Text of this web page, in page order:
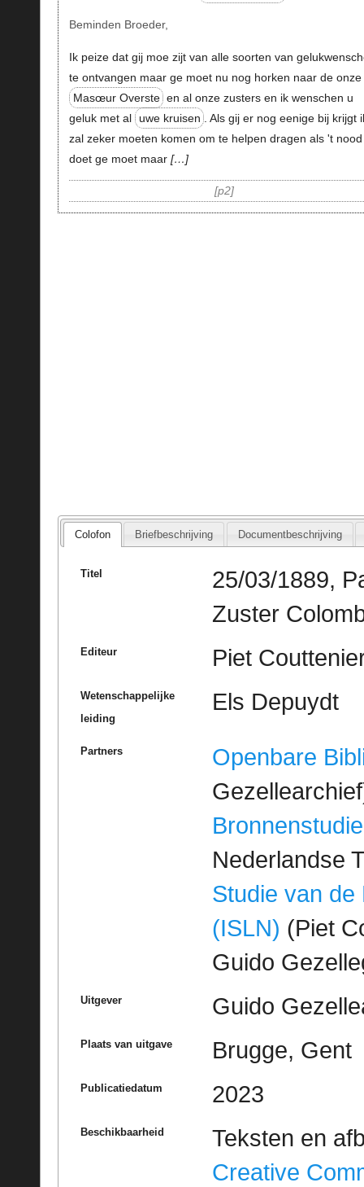
Beminden Broeder,
Ik peize dat gij moe zijt van alle soorten van
te ontvangen maar ge moet nu nog horken naar de onze
Masœur Overste en al onze zusters en ik wenschen u
geluk met al
uwe kruisen
. Als gij er nog eenige bij krijgt
zal zeker moeten komen om te helpen dragen als 't nood
doet ge moet maar …
p2
Colofon Briefbeschrijving Documentbeschrijving
Titel
25/03/1889,
Zuster
Editeur Piet
Wetenschappelijke
leiding
Els Depuydt
Partners
Openbare
Bronnenstudie
Nederlandse
Studie van de
(ISLN) (Piet
Guido
Uitgever Guido
Plaats van uitgave Brugge, Gent
Publicatiedatum 2023
Beschikbaarheid
Teksten en
Creative